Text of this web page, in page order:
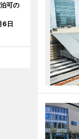
可の
6日